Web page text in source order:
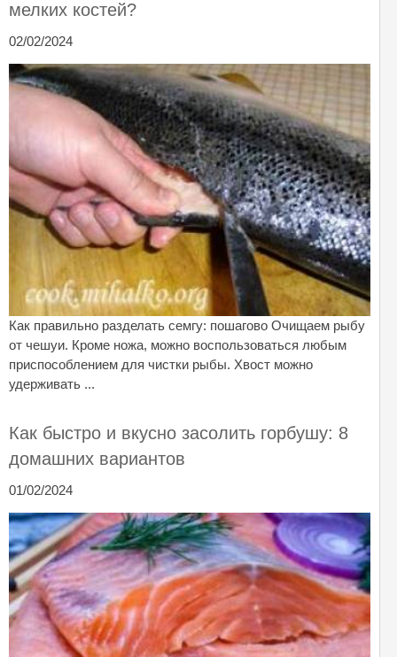
мелких костей?
02/02/2024
Как правильно разделать семгу: пошагово Очищаем рыбу
от чешуи. Кроме ножа, можно воспользоваться любым
приспособлением для чистки рыбы. Хвост можно
удерживать ...
Как быстро и вкусно засолить горбушу: 8
домашних вариантов
01/02/2024